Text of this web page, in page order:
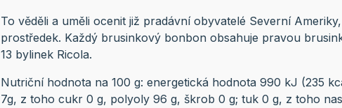
To věděli a uměli ocenit již pradávní obyvatelé Severní
prostředek. Každý brusinkový bonbon obsahuje pravou
13 bylinek Ricola.
Nutriční hodnota na 100 g: energetická hodnota 990 kJ (235
7g, z toho cukr 0 g, polyoly 96 g, škrob 0 g; tuk 0 g, z toho